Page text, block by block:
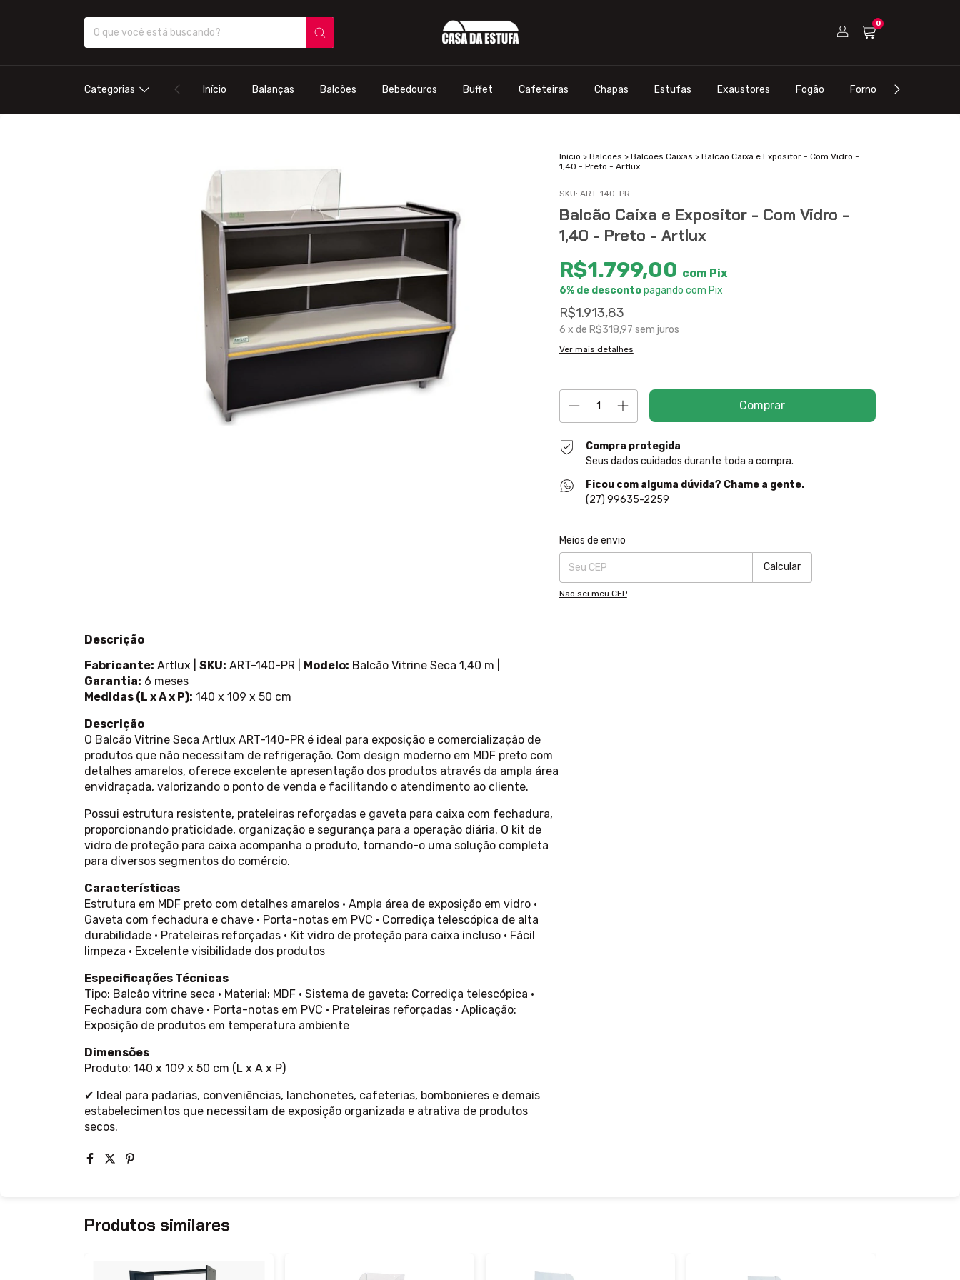
0
Categorias Início Balanças Balcões Bebedouros Buffet Cafeteiras Chapas Estufas Exaustores Fogão Forno
Início > Balcões > Balcões Caixas > Balcão Caixa e Expositor - Com Vidro -
1,40 - Preto - Artlux
SKU: ART-140-PR
Balcão Caixa e Expositor - Com Vidro -
1,40 - Preto - Artlux
R$1.913,83
R$1.799,00 com Pix
6 x de R$318,97 sem juros
6% de descontopagando com Pix
Ver mais detalhes
Compra protegida
Seus dados cuidados durante toda a compra.
Ficou com alguma dúvida? Chame a gente.
(27) 99635-2259
Entregas para o CEP:
Meios de envio
Calcular
Não sei meu CEP
Descrição
Fabricante: Artlux | SKU: ART-140-PR | Modelo: Balcão Vitrine Seca 1,40 m |
Garantia: 6 meses
Medidas (L x A x P): 140 x 109 x 50 cm
Descrição
O Balcão Vitrine Seca Artlux ART-140-PR é ideal para exposição e comercialização de
produtos que não necessitam de refrigeração. Com design moderno em MDF preto com
detalhes amarelos, oferece excelente apresentação dos produtos através da ampla área
envidraçada, valorizando o ponto de venda e facilitando o atendimento ao cliente.
Possui estrutura resistente, prateleiras reforçadas e gaveta para caixa com fechadura,
proporcionando praticidade, organização e segurança para a operação diária. O kit de
vidro de proteção para caixa acompanha o produto, tornando-o uma solução completa
para diversos segmentos do comércio.
Características
Estrutura em MDF preto com detalhes amarelos • Ampla área de exposição em vidro •
Gaveta com fechadura e chave • Porta-notas em PVC • Corrediça telescópica de alta
durabilidade • Prateleiras reforçadas • Kit vidro de proteção para caixa incluso • Fácil
limpeza • Excelente visibilidade dos produtos
Especificações Técnicas
Tipo: Balcão vitrine seca • Material: MDF • Sistema de gaveta: Corrediça telescópica •
Fechadura com chave • Porta-notas em PVC • Prateleiras reforçadas • Aplicação:
Exposição de produtos em temperatura ambiente
Dimensões
Produto: 140 x 109 x 50 cm (L x A x P)
✔ Ideal para padarias, conveniências, lanchonetes, cafeterias, bombonieres e demais
estabelecimentos que necessitam de exposição organizada e atrativa de produtos
secos.
Produtos similares